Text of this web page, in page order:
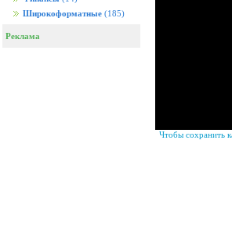
Широкоформатные (185)
Реклама
Чтобы сохранить